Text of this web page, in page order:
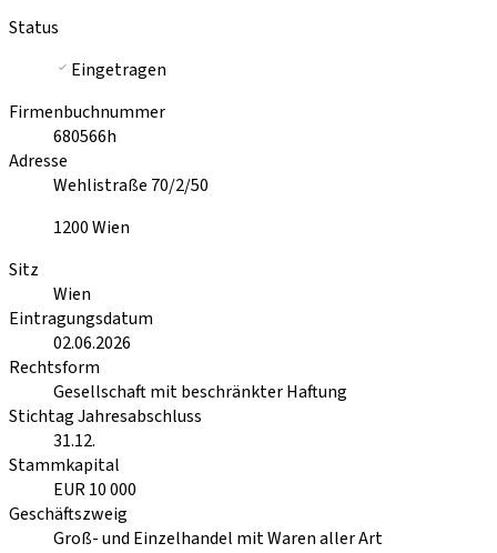
Status
Eingetragen
Firmenbuchnummer
680566h
Adresse
Wehlistraße 70/2/50
1200Wien
Sitz
Wien
Eintragungsdatum
02.06.2026
Rechtsform
Gesellschaft mit beschränkter Haftung
Stichtag Jahresabschluss
31.12.
Stammkapital
EUR 10 000
Geschäftszweig
Groß- und Einzelhandel mit Waren aller Art